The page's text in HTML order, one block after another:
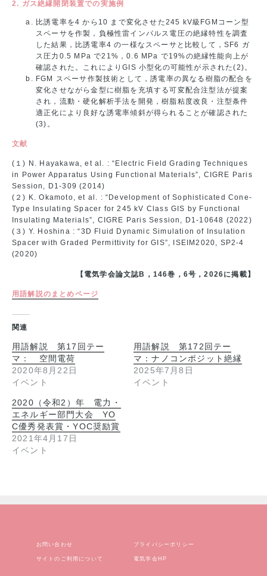
2. ガス絶縁開閉装置での実施例
比誘電率を4 から10 まで変化させた245 kV級FGMコーン型
スペーサを作製，負極性雷インパルス電圧の絶縁特性を調査
した結果，比誘電率4 の一様なスペーサと比較して，SF6 ガ
ス圧力0.5 MPa で21%，0.6 MPa で19%の絶縁性能向上が
確認された。これによりGIS 小型化の可能性が示された(2)。
FGM スペーサ作製技術として，誘電率の異なる樹脂の配合を
変化させながら金型に樹脂を充填する可変配合注型法が提案
され，流動・硬化解析手法を開発，樹脂粘度改良・注型条件
適正化により良好な誘電率傾斜が得られることが確認された
(3)。
文献
(１) N. Hayakawa, et al. : “Electric Field Grading Techniques
in Power Apparatus Using Functional Materials”, CIGRE Paris
Session, D1-309 (2014)
(２) K. Okamoto, et al. : “Development of Sophisticated Cone-
Type Insulating Spacer for 245 kV Class GIS by Functional
Insulating Materials”, CIGRE Paris Session, D1-10648 (2022)
(３) Y. Hoshina : “3D Fluid Dynamic Simulation of Insulation
Spacer with Graded Permittivity for GIS”, ISEIM2020, SP2-4
(2020)
【電気学会論文誌B，146巻，6号，2026に掲載】
用語解説のまとめページ
関連
用語解説 第17回テー
マ： 空間電荷
2020年8月22日
イベント
用語解説 第172回テー
マ：ナノコンポジット絶縁
2025年7月8日
イベント
2020（令和2）年 電力・
エネルギー部門大会 YO
C優秀発表賞・YOC奨励賞
2021年4月17日
イベント
お問い合わせ プライバシーポリシー
サイトのご利用について 電気学会HP